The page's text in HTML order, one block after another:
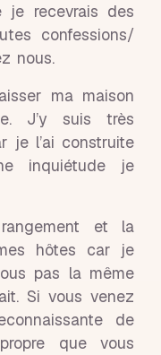
je recevrais des
confessions/
nous.
ma maison
J’y suis très
je l’ai construite
inquiétude je
et la
hôtes car je
pas la même
Si vous venez
de
que vous